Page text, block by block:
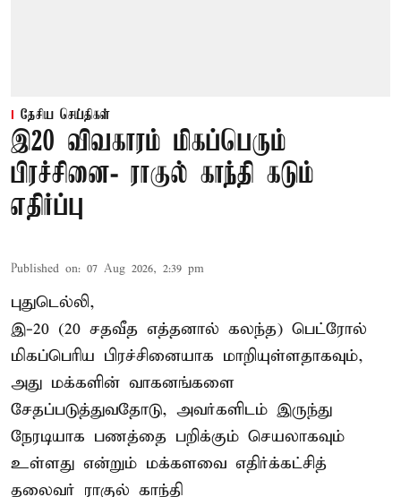
தேசிய செய்திகள்
இ20 விவகாரம் மிகப்பெரும்
பிரச்சினை- ராகுல் காந்தி கடும்
எதிர்ப்பு
Published on: 07 Aug 2026, 2:39 pm
புதுடெல்லி,
இ-20 (20 சதவீத எத்தனால் கலந்த) பெட்ரோல்
மிகப்பெரிய பிரச்சினையாக மாறியுள்ளதாகவும்,
அது மக்களின் வாகனங்களை
சேதப்படுத்துவதோடு, அவர்களிடம் இருந்து
நேரடியாக பணத்தை பறிக்கும் செயலாகவும்
உள்ளது என்றும் மக்களவை எதிர்க்கட்சித்
தலைவர் ராகுல் காந்தி